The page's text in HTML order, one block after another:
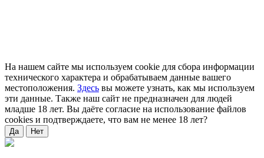
На нашем сайте мы используем cookie для сбора информации
технического характера и обрабатываем данные вашего
местоположения. Здесь вы можете узнать, как мы используем
эти данные. Также наш сайт не предназначен для людей
младше 18 лет. Вы даёте согласие на использование файлов
cookies и подтверждаете, что вам не менее 18 лет?
Да Нет